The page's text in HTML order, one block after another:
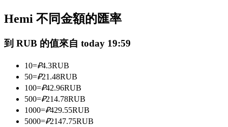
跟單
Hemi 不同金額的匯率
到 RUB 的值來自 today 19:59
10=₽4.3RUB
50=₽21.48RUB
100=₽42.96RUB
500=₽214.78RUB
1000=₽429.55RUB
5000=₽2147.75RUB